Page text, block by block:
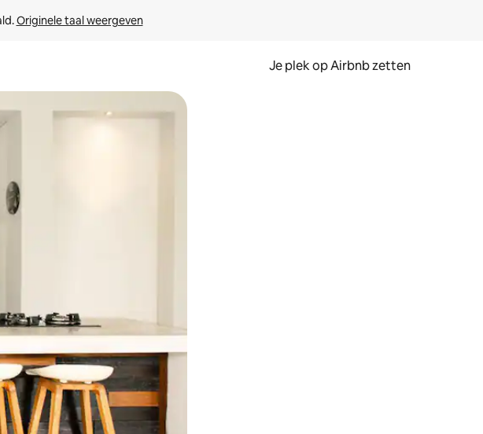
Originele taal weergeven
Je plek op Airbnb zetten
omlaag, óf door te tikken of swipen.